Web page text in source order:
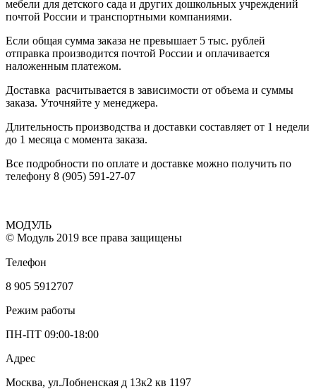
мебели для детского сада и других дошкольных учреждений
почтой России и транспортными компаниями.
Если общая сумма заказа не превышает 5 тыс. рублей
отправка производится почтой России и оплачивается
наложенным платежом.
Доставка расчитывается в зависимости от объема и суммы
заказа. Уточняйте у менеджера.
Длительность производства и доставки составляет от 1 недели
до 1 месяца с момента заказа.
Все подробности по оплате и доставке можно получить по
телефону 8 (905) 591-27-07
МОДУЛЬ
© Модуль 2019 все права защищены
Телефон
8 905 5912707
Режим работы
ПН-ПТ 09:00-18:00
Адрес
Москва, ул.Лобненская д 13к2 кв 1197